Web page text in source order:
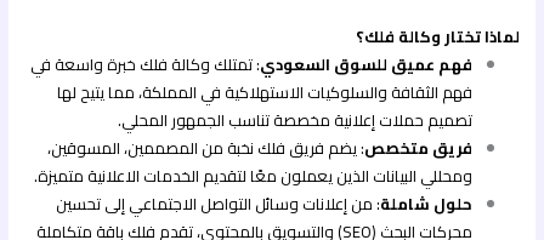
لماذا تختار وكالة فلك؟
فهم عميق للسوق السعودي: تمتلك وكالة فلك خبرة واسعة في
فهم الثقافة والسلوكيات الاستهلاكية في المملكة، مما يتيح لها
تصميم حملات إعلانية مخصصة تناسب الجمهور المحلي.
فريق متخصص: يضم فريق فلك نخبة من المصممين، المسوقين،
ومحللي البيانات الذين يعملون معًا لتقديم الخدمات الاعلانية متميزة.
حلول شاملة: من إعلانات وسائل التواصل الاجتماعي إلى تحسين
محركات البحث (SEO) والتسويق بالمحتوى، تقدم فلك باقة متكاملة